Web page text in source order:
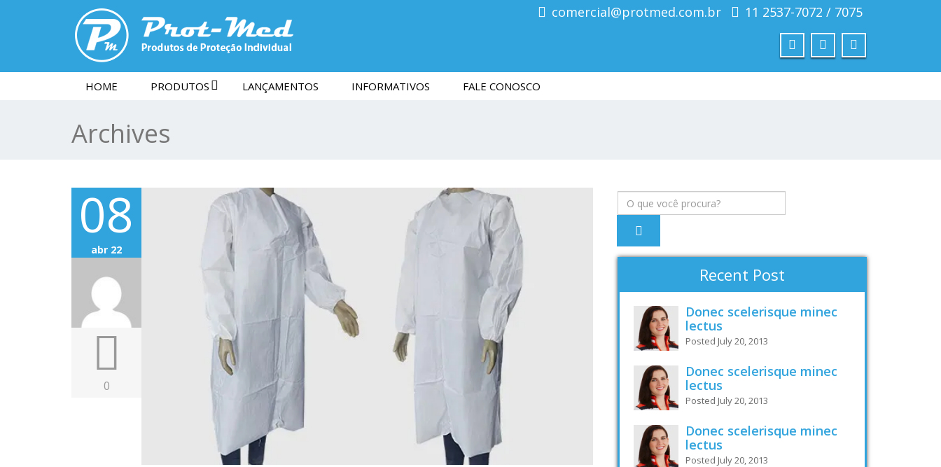
comercial@protmed.com.br 11 2537-7072 / 7075
HOME PRODUTOS LANÇAMENTOS INFORMATIVOS FALE CONOSCO
Archives
08
abr 22
0
Recent Post
Donec scelerisque minec
lectus
Posted July 20, 2013
Donec scelerisque minec
lectus
Posted July 20, 2013
Donec scelerisque minec
lectus
Posted July 20, 2013